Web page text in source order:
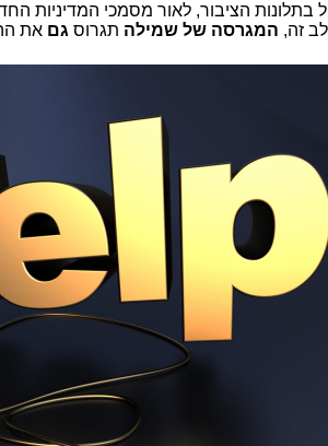
בתלונות הציבור, לאור מסמכי המדיניות
זה, המגרסה של שמילה תגרוס גםאת